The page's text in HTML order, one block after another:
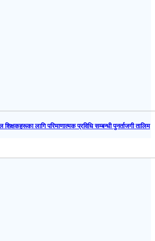
शिक्षकहरूका लागि परिमाणात्मक प्रविधि सम्बन्धी पुनर्ताजगी तालिम